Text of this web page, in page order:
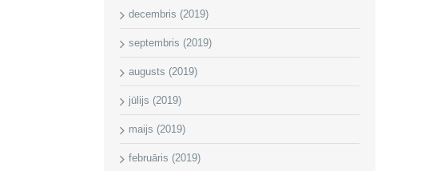
decembris (2019)
septembris (2019)
augusts (2019)
jūlijs (2019)
maijs (2019)
februāris (2019)